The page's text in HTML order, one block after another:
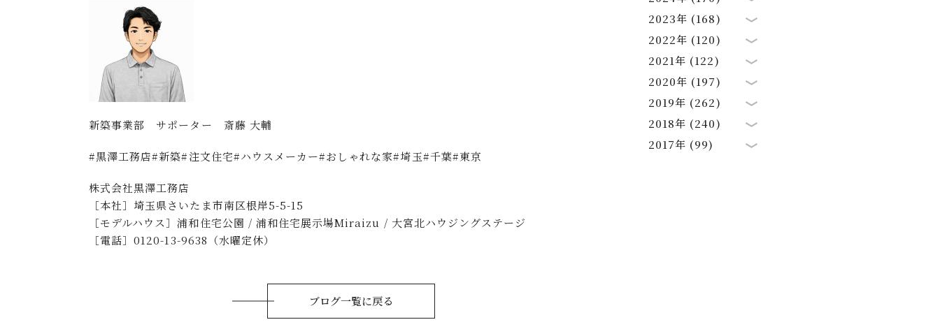
新築事業部 サポーター 斎藤 大輔
#黒澤工務店#新築#注文住宅#ハウスメーカー#おしゃれな家#埼玉#千葉#東京
株式会社黒澤工務店
［本社］埼玉県さいたま市南区根岸5-5-15
［モデルハウス］浦和住宅公園 / 浦和住宅展示場Miraizu / 大宮北ハウジングステージ
［電話］0120-13-9638（水曜定休）
ブログ一覧に戻る
2023年 (168)
2022年 (120)
2021年 (122)
2020年 (197)
2019年 (262)
2018年 (240)
2017年 (99)